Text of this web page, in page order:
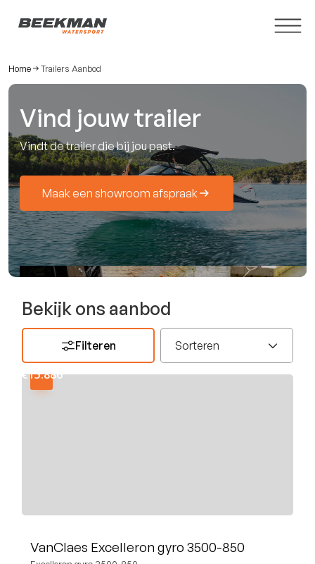
Home Trailers Aanbod
Vind jouw trailer
Vindt de trailer die bij jou past.
Maak een showroom afspraak
Bekijk ons aanbod
Filteren Sorteren
€15.886
VanClaes Excelleron gyro 3500-850